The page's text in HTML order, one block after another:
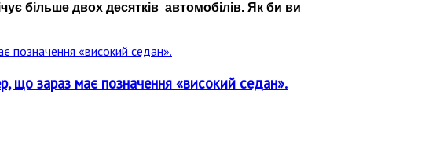
більше двох десятків автомобілів. Як би ви
що зараз має позначення «високий седан».